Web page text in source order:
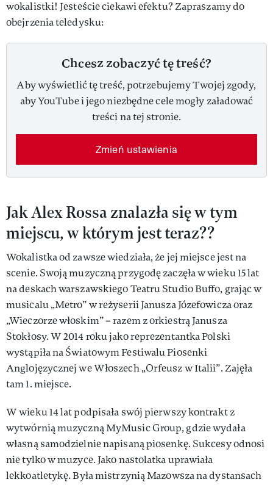
wokalistki! Jesteście ciekawi efektu? Zapraszamy do
obejrzenia teledysku:
Chcesz zobaczyć tę treść?
Aby wyświetlić tę treść, potrzebujemy Twojej zgody,
aby YouTube i jego niezbędne cele mogły załadować
treści na tej stronie.
Zmień ustawienia
Jak Alex Rossa znalazła się w tym
miejscu, w którym jest teraz??
Wokalistka od zawsze wiedziała, że jej miejsce jest na
scenie. Swoją muzyczną przygodę zaczęła w wieku 15 lat
na deskach warszawskiego Teatru Studio Buffo, grając w
musicalu „Metro” w reżyserii Janusza Józefowicza oraz
„Wieczorze włoskim” – razem z orkiestrą Janusza
Stokłosy. W 2014 roku jako reprezentantka Polski
wystąpiła na Światowym Festiwalu Piosenki
Anglojęzycznej we Włoszech „Orfeusz w Italii”. Zajęła
tam 1. miejsce.
W wieku 14 lat podpisała swój pierwszy kontrakt z
wytwórnią muzyczną MyMusic Group, gdzie wydała
własną samodzielnie napisaną piosenkę. Sukcesy odnosi
nie tylko w muzyce. Jako nastolatka uprawiała
lekkoatletykę. Była mistrzynią Mazowsza na dystansach